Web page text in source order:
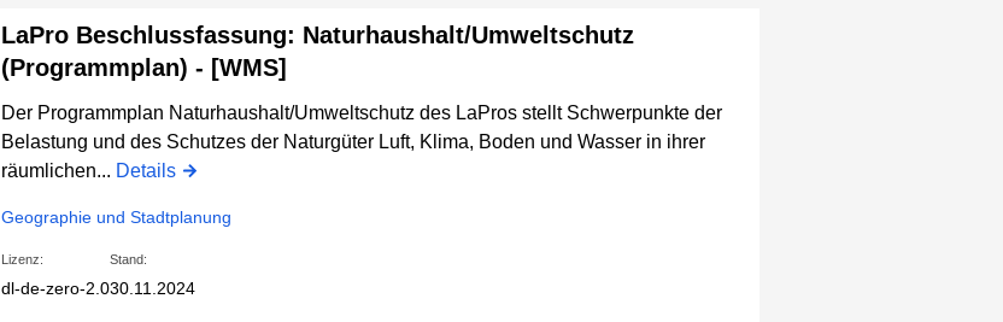
LaPro Beschlussfassung: Naturhaushalt/Umweltschutz
(Programmplan) - [WMS]
Der Programmplan Naturhaushalt/Umweltschutz des LaPros stellt Schwerpunkte der
Belastung und des Schutzes der Naturgüter Luft, Klima, Boden und Wasser in ihrer
räumlichen... Details
Geographie und Stadtplanung
Lizenz:
dl-de-zero-2.0
Stand:
30.11.2024